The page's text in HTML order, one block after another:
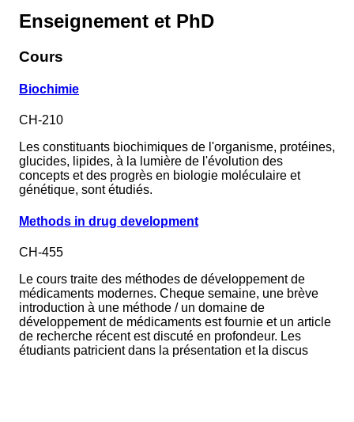
Enseignement et PhD
Cours
Biochimie
CH-210
Les constituants biochimiques de l'organisme, protéines,
glucides, lipides, à la lumière de l'évolution des
concepts et des progrès en biologie moléculaire et
génétique, sont étudiés.
Methods in drug development
CH-455
Le cours traite des méthodes de développement de
médicaments modernes. Cheque semaine, une brève
introduction à une méthode / un domaine de
développement de médicaments est fournie et un article
de recherche récent est discuté en profondeur. Les
étudiants patricient dans la présentation et la discus